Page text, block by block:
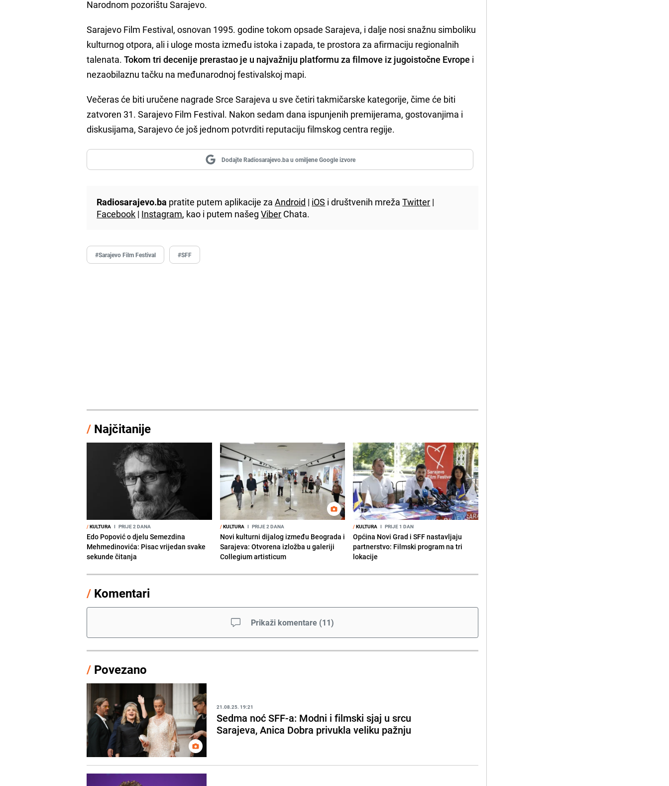
Narodnom pozorištu Sarajevo.
Sarajevo Film Festival, osnovan 1995. godine tokom opsade Sarajeva, i dalje nosi snažnu simboliku
kulturnog otpora, ali i uloge mosta između istoka i zapada, te prostora za afirmaciju regionalnih
talenata.Tokom tri decenije prerastao je u najvažniju platformu za filmove iz jugoistočne Evrope i
nezaobilaznu tačku na međunarodnoj festivalskoj mapi.
Večeras će biti uručene nagrade Srce Sarajeva u sve četiri takmičarske kategorije, čime će biti
zatvoren 31. Sarajevo Film Festival. Nakon sedam dana ispunjenih premijerama, gostovanjima i
diskusijama, Sarajevo će još jednom potvrditi reputaciju filmskog centra regije.
Dodajte Radiosarajevo.ba u omiljene Google izvore
Radiosarajevo.ba pratite putem aplikacije zaAndroid | iOS i društvenih mrežaTwitter |
Facebook | Instagram, kao i putem našegViber Chata.
#Sarajevo Film Festival #SFF
/ Najčitanije
/KULTURA I PRIJE 2 DANA
Edo Popović o djelu Semezdina
Mehmedinovića: Pisac vrijedan svake
sekunde čitanja
/KULTURA I PRIJE 2 DANA
Novi kulturni dijalog između Beograda i
Sarajeva: Otvorena izložba u galeriji
Collegium artisticum
/KULTURA I PRIJE 1 DAN
Općina Novi Grad i SFF nastavljaju
partnerstvo: Filmski program na tri
lokacije
/ Komentari
Prikaži komentare (11)
/ Povezano
21.08.25. 19:21
Sedma noć SFF-a: Modni i filmski sjaj u srcu
Sarajeva, Anica Dobra privukla veliku pažnju